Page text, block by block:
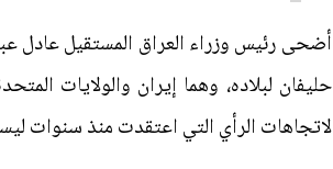
أضحى رئيس وزراء العراق المستقيل عادل
حليفان لبلاده، وهما إيران والولايات
لاتجاهات الرأي التي اعتقدت منذ سنوات